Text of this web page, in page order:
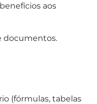
aos
documentos.
(fórmulas, tabelas